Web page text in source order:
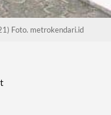
Foto. metrokendari.id